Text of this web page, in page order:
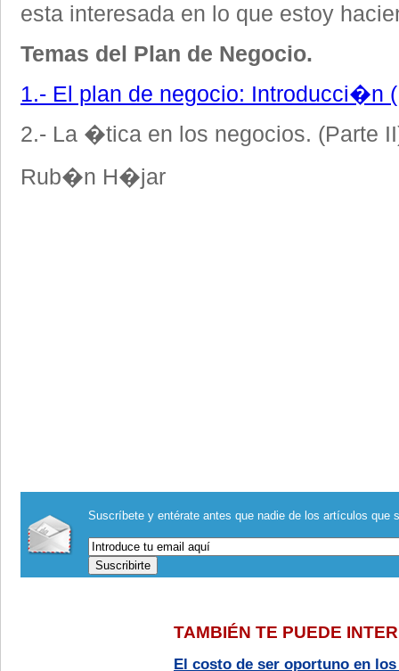
esta interesada en lo que estoy
Temas del Plan de Negocio.
1.- El plan de negocio: Introducci�n
2.- La �tica en los negocios. (Parte
Rub�n H�jar
Suscríbete y entérate antes que nadie de los artículos que
TAMBIÉN TE PUEDE
El costo de ser oportuno en